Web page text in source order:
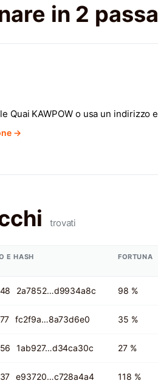
in 2
Quai KAWPOW o usa un indirizzo
→
trovati
E HASH FORTUNA
2a7852…d9934a8c 98 %
fc2f9a…8a73d6e0 35 %
1ab927…d34ca30c 27 %
e93720…c728a4a4 118 %